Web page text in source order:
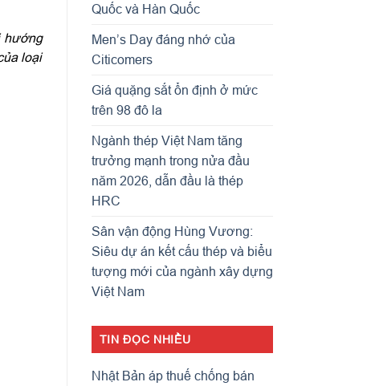
hướng
loại
Quốc và Hàn Quốc
Men’s Day đáng nhớ của
Citicomers
Giá quặng sắt ổn định ở mức
trên 98 đô la
Ngành thép Việt Nam tăng
trưởng mạnh trong nửa đầu
năm 2026, dẫn đầu là thép
HRC
Sân vận động Hùng Vương:
Siêu dự án kết cấu thép và biểu
tượng mới của ngành xây dựng
Việt Nam
TIN ĐỌC NHIỀU
Nhật Bản áp thuế chống bán